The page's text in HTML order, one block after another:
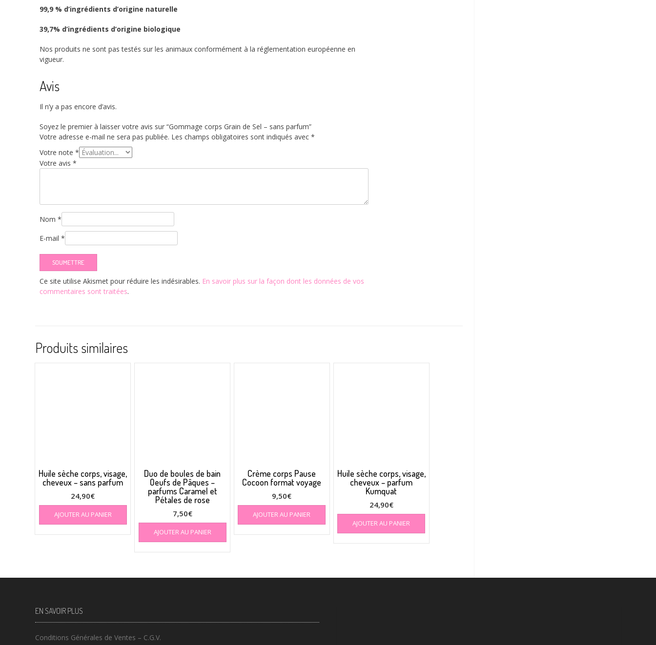
99,9 % d’ingrédients d’origine naturelle
39,7% d’ingrédients d’origine biologique
Nos produits ne sont pas testés sur les animaux conformément à la réglementation européenne en
vigueur.
Avis
Il n’y a pas encore d’avis.
Soyez le premier à laisser votre avis sur “Gommage corps Grain de Sel – sans parfum”
Votre adresse e-mail ne sera pas publiée. Les champs obligatoires sont indiqués avec *
Votre note *
Votre avis *
Nom *
E-mail *
Ce site utilise Akismet pour réduire les indésirables. En savoir plus sur la façon dont les données de vos
commentaires sont traitées.
Produits similaires
Huile sèche corps, visage,
cheveux – sans parfum
24,90€
AJOUTER AU PANIER
Duo de boules de bain
Oeufs de Pâques –
parfums Caramel et
Pétales de rose
7,50€
AJOUTER AU PANIER
Crème corps Pause
Cocoon format voyage
9,50€
AJOUTER AU PANIER
Huile sèche corps, visage,
cheveux – parfum
Kumquat
24,90€
AJOUTER AU PANIER
EN SAVOIR PLUS
Conditions Générales de Ventes – C.G.V.